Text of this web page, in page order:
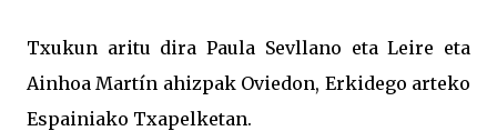
Txukun aritu dira Paula Sevllano eta Leire eta
Ainhoa Martín ahizpak Oviedon, Erkidego arteko
Espainiako Txapelketan.